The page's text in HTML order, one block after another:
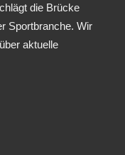
die Brücke
Sportbranche. Wir
aktuelle